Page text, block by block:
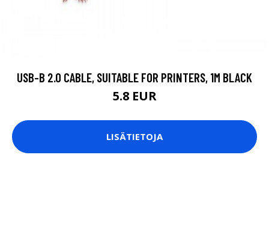
USB-B 2.0 CABLE, SUITABLE FOR PRINTERS, 1M BLACK
5.8 EUR
LISÄTIETOJA